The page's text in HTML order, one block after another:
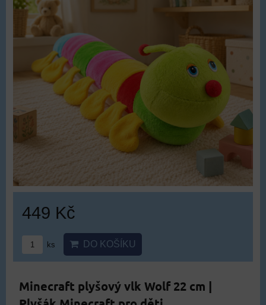
449 Kč
ks DO KOŠÍKU
Minecraft plyšový vlk Wolf 22 cm |